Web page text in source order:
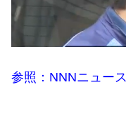
参照：NNNニュース